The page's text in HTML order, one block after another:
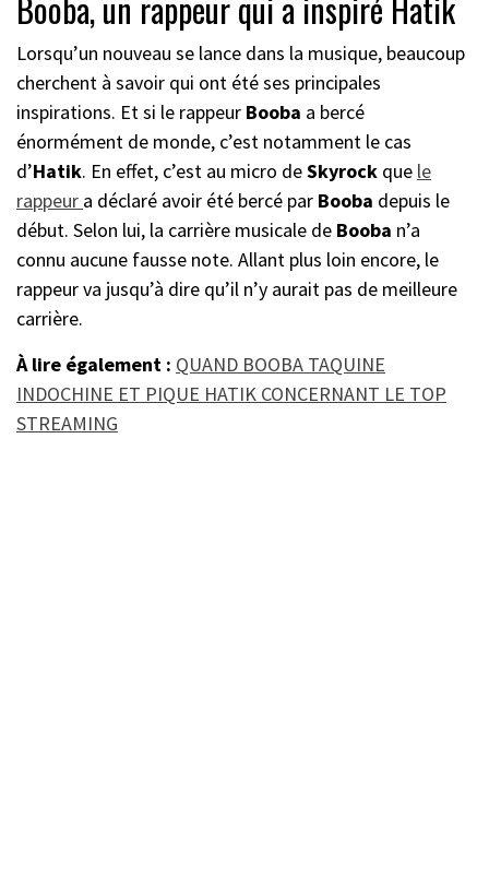
Lorsqu’un nouveau se lance dans la musique, beaucoup
cherchent à savoir qui ont été ses principales
inspirations. Et si le rappeur Booba a bercé
énormément de monde, c’est notamment le cas
d’Hatik. En effet, c’est au micro deSkyrock que le
rappeur a déclaré avoir été bercé par Booba depuis le
début. Selon lui, la carrière musicale de Booba n’a
connu aucune fausse note. Allant plus loin encore, le
rappeur va jusqu’à dire qu’il n’y aurait pas de meilleure
carrière.
À lire également : QUAND BOOBA TAQUINE
INDOCHINE ET PIQUE HATIK CONCERNANT LE TOP
STREAMING